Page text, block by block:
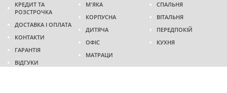
КРЕДИТ ТА
РОЗСТРОЧКА
ДОСТАВКА І ОПЛАТА
КОНТАКТИ
ГАРАНТІЯ
ВІДГУКИ
М'ЯКА
КОРПУСНА
ДИТЯЧА
ОФІС
МАТРАЦИ
СПАЛЬНЯ
ВІТАЛЬНЯ
ПЕРЕДПОКІЙ
КУХНЯ